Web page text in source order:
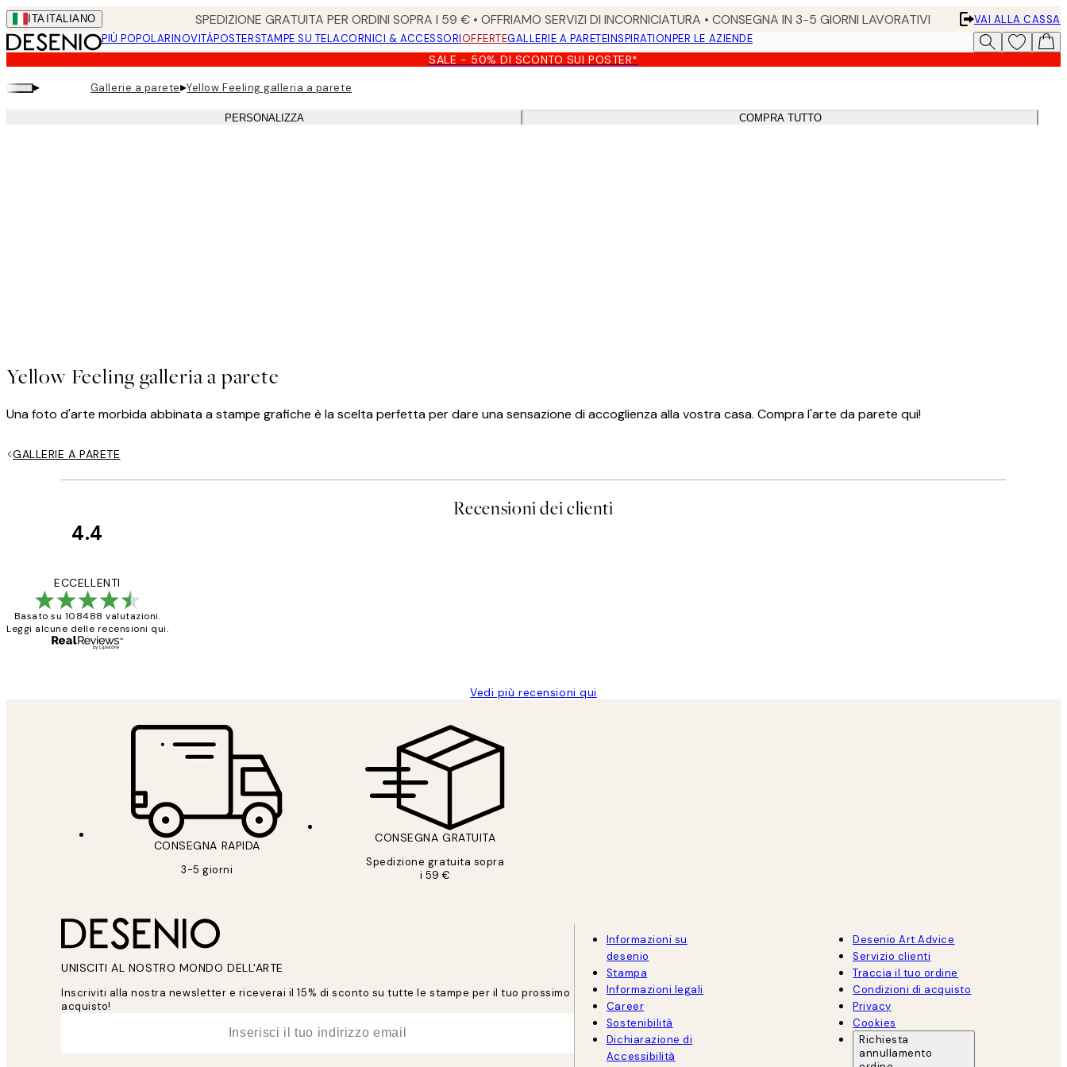
Skip
to
main
content.
ITA ITALIANO SPEDIZIONE GRATUITA PER ORDINI SOPRA I 59 € • OFFRIAMO SERVIZI DI INCORNICIATURA • CONSEGNA IN 3-5 GIORNI LAVORATIVI
VAI ALLA CASSA
PIÚ POPOLARINOVITÀPOSTERSTAMPE SU TELACORNICI & ACCESSORIOFFERTEGALLERIE A PARETEINSPIRATIONPER LE AZIENDE
SALE - 50% DI SCONTO SUI POSTER*
▸ Gallerie a parete▸Yellow Feeling galleria a parete
PERSONALIZZA COMPRA TUTTO
Yellow Feeling galleria a parete
Una foto d'arte morbida abbinata a stampe grafiche è la scelta perfetta per dare una sensazione di accoglienza alla vostra casa. Compra l'arte da parete qui!
GALLERIE A PARETE
Recensioni dei clienti
4.4
ECCELLENTI
Basato su 108488 valutazioni.
Leggi alcune delle recensioni qui.
Vedi più recensioni qui
CONSEGNA RAPIDA
3-5 giorni
CONSEGNA GRATUITA
Spedizione gratuita sopra
i 59 €
UNISCITI AL NOSTRO MONDO DELL'ARTE
Inscriviti alla nostra newsletter e riceverai il 15% di sconto su tutte le stampe per il tuo prossimo
acquisto!
Informazioni su
desenio
Stampa
Informazioni legali
Career
Sostenibilità
Dichiarazione di
Accessibilità
Desenio Art Advice
Servizio clienti
Traccia il tuo ordine
Condizioni di acquisto
Privacy
Cookies
Richiesta
annullamento